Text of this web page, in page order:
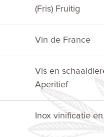
(Fris) Fruitig
Vin de France
Vis en
Aperitief
Inox vinificatie